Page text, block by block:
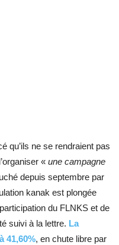
qu’ils ne se rendraient pas
« une campagne
depuis septembre par
kanak est plongée
du FLNKS et de
suivi à la lettre. La
41,60%, en chute libre par